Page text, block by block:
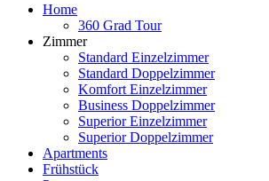
Home
360 Grad Tour
Zimmer
Standard Einzelzimmer
Standard Doppelzimmer
Komfort Einzelzimmer
Business Doppelzimmer
Superior Einzelzimmer
Superior Doppelzimmer
Apartments
Frühstück